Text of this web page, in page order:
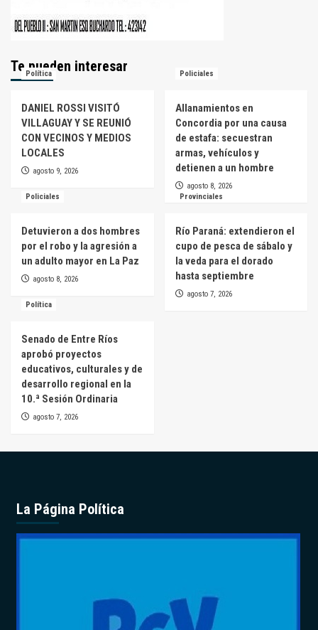
Te pueden interesar
Política
DANIEL ROSSI VISITÓ
VILLAGUAY Y SE REUNIÓ
CON VECINOS Y MEDIOS
LOCALES
agosto 9, 2026
Policiales
Allanamientos en
Concordia por una causa
de estafa: secuestran
armas, vehículos y
detienen a un hombre
agosto 8, 2026
Policiales
Detuvieron a dos hombres
por el robo y la agresión a
un adulto mayor en La Paz
agosto 8, 2026
Provinciales
Río Paraná: extendieron el
cupo de pesca de sábalo y
la veda para el dorado
hasta septiembre
agosto 7, 2026
Política
Senado de Entre Ríos
aprobó proyectos
educativos, culturales y de
desarrollo regional en la
10.ª Sesión Ordinaria
agosto 7, 2026
La Página Política